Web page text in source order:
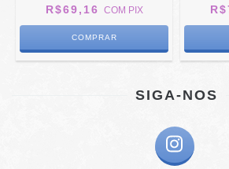
R$69,16 COM PIX
SIGA-NOS